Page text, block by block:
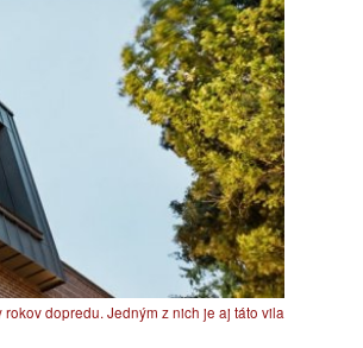
dopredu. Jedným z nich je aj táto vila